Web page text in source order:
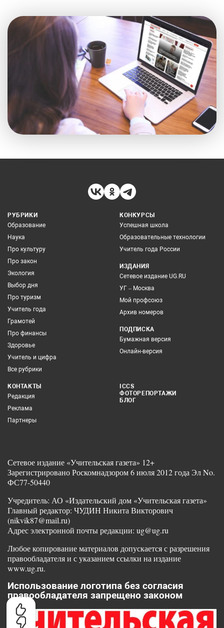
РУБРИКИ
Образование
Наука
Про культуру
Про закон
Экология
Выбор дня
Про туризм
Учитель года
Грамотей
Про финансы
Здоровье
Учитель и цифра
Все рубрики
КОНКУРСЫ
Успешная школа
Образовательные технологии
Учитель года России
ИЗДАНИЯ
Сетевое издание UG.RU
УГ – Москва
Мой профсоюз
Архив номеров
ПОДПИСКА
Бумажная версия
Онлайн-версия
КОНТАКТЫ
Редакция
Реклама
Партнеры
ICCS
ФОТОРЕПОРТАЖИ
БЛОГ
Сетевое издание «Учительская газета» 12+
Зарегистрировано Роскомнадзором 6 июля 2012 года Эл No.
ФС77-50440
Учредитель: АО «Издательский дом «Учительская газета»
Главный редактор: ЧУДИН Никита Викторович
(nikvik87@mail.ru)
Адрес электронной почты редакции: ug@ug.ru
Любое копирование материалов допускается с разрешения
правообладателя и с указанием ссылки на издание
www.ug.ru.
Использование логотипа без согласия
правообладателя запрещено законом